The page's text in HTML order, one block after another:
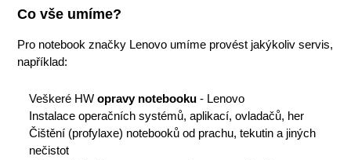
Co vše umíme?
Pro notebook značky Lenovo umíme provést jakýkoliv servis,
například:
Veškeré HWopravy notebooku - Lenovo
Instalace operačních systémů, aplikací, ovladačů, her
Čištění (profylaxe) notebooků od prachu, tekutin a jiných
nečistot